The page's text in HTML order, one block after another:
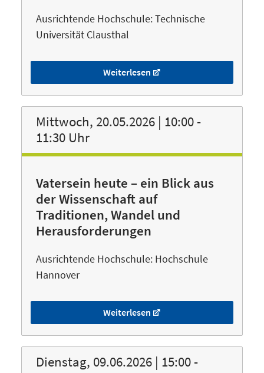
Ausrichtende Hochschule: Technische
Universität Clausthal
Weiterlesen
Mittwoch, 20.05.2026 | 10:00 -
11:30 Uhr
Vatersein heute – ein Blick aus
der Wissenschaft auf
Traditionen, Wandel und
Herausforderungen
Ausrichtende Hochschule: Hochschule
Hannover
Weiterlesen
Dienstag, 09.06.2026 | 15:00 -